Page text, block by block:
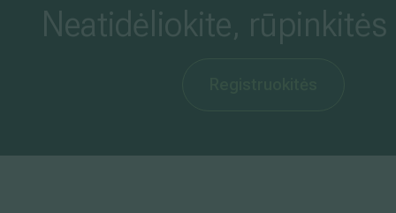
Neatidėliokite,